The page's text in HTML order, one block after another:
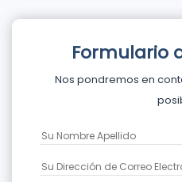
Formulario
Nos pondremos en